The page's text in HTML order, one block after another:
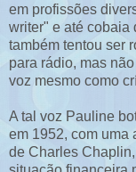
em profissões
writer" e até cobaia
também tentou ser
para rádio, mas
voz mesmo como
A tal voz Pauline
em 1952, com uma
de Charles